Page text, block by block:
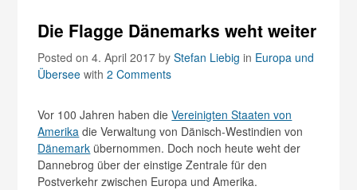
Die Flagge Dänemarks weht weiter
Posted on 4. April 2017byStefan Liebig in Europa und
Übersee with2 Comments
Vor 100 Jahren haben dieVereinigten Staaten von
Amerika die Verwaltung von Dänisch-Westindien von
Dänemark übernommen. Doch noch heute weht der
Dannebrog über der einstige Zentrale für den
Postverkehr zwischen Europa und Amerika.